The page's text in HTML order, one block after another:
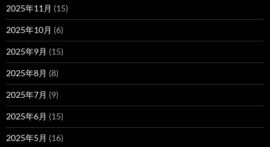
2025年11月 (15)
2025年10月 (6)
2025年9月 (15)
2025年8月 (8)
2025年7月 (9)
2025年6月 (15)
2025年5月 (16)